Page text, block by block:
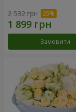
2 532 грн
Замовити